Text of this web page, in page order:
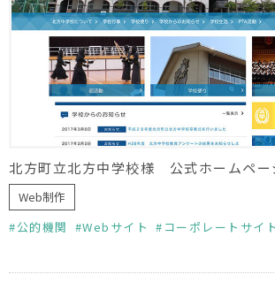
北方町立北方中学校様 公式ホームペー
Web制作
公的機関
Webサイト
コーポレートサイト